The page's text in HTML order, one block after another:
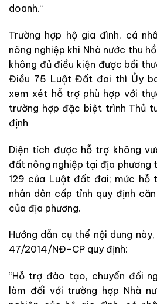
doanh.“
Trường hợp hộ gia đình, cá
nông nghiệp khi Nhà nước thu
không đủ điều kiện được bồi
Điều 75 Luật Đất đai thì Ủy
xem xét hỗ trợ phù hợp với
trường hợp đặc biệt trình Thủ
định
Diện tích được hỗ trợ không
đất nông nghiệp tại địa phương
129 của Luật đất đai; mức hỗ
nhân dân cấp tỉnh quy định
của địa phương.
Hướng dẫn cụ thể nội dung
47/2014/NĐ-CP quy định:
“Hỗ trợ đào tạo, chuyển đổi
làm đối với trường hợp Nhà